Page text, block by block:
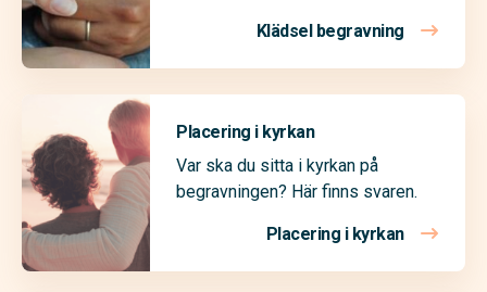
Klädsel begravning
Placering i kyrkan
Var ska du sitta i kyrkan på
begravningen? Här finns svaren.
Placering i kyrkan